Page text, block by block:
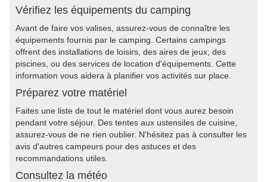
Vérifiez les équipements du camping
Avant de faire vos valises, assurez-vous de connaître les
équipements fournis par le camping. Certains campings
offrent des installations de loisirs, des aires de jeux, des
piscines, ou des services de location d'équipements. Cette
information vous aidera à planifier vos activités sur place.
Préparez votre matériel
Faites une liste de tout le matériel dont vous aurez besoin
pendant votre séjour. Des tentes aux ustensiles de cuisine,
assurez-vous de ne rien oublier. N'hésitez pas à consulter les
avis d'autres campeurs pour des astuces et des
recommandations utiles.
Consultez la météo